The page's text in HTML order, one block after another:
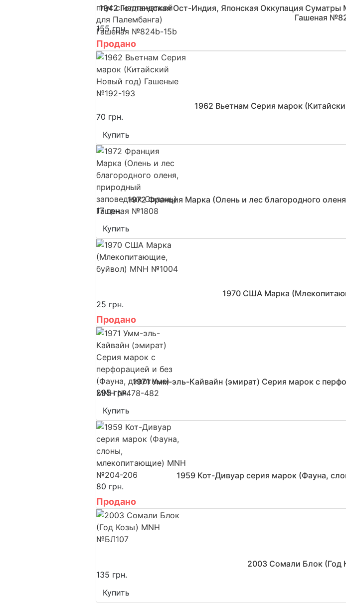
1942 Голландская Ост-Индия, Японская Оккупация
Гашеная
155 грн.
Продано
1962 Вьетнам Серия марок
70 грн.
Купить
1972 Франция Марка (Олень и лес благородного
17 грн.
Купить
1970 США Марка
25 грн.
Продано
1971 Умм-эль-Кайвайн (эмират) Серия марок с
295 грн.
Купить
1959 Кот-Дивуар серия марок (Фауна,
80 грн.
Продано
2003 Сомали Блок
135 грн.
Купить